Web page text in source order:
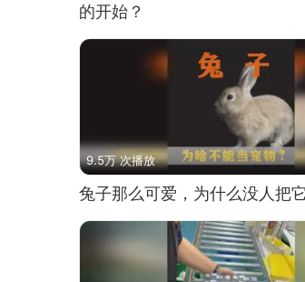
的开始？
9.5万 次播放
兔子那么可爱，为什么没人把